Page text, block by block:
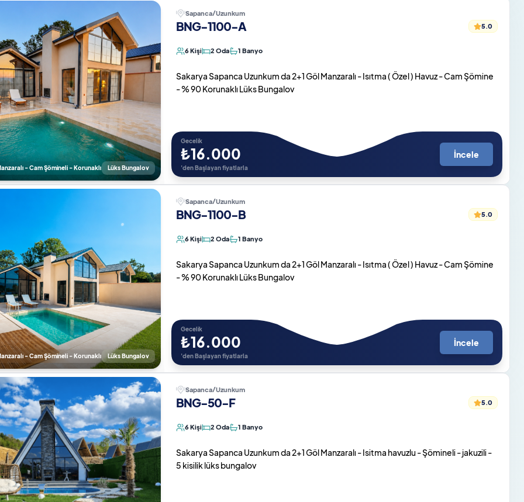
- Cam Şömineli - Korunaklı Lüks Bungalov
Sapanca/Uzunkum
BNG-1100-A 5.0
6 Kişi 2 Oda 1 Banyo
Sakarya Sapanca Uzunkum da 2+1 Göl Manzaralı - Isıtma ( Özel ) Havuz - Cam Şömine
- % 90 Korunaklı Lüks Bungalov
Gecelik
₺16.000
'den Başlayan fiyatlarla
İncele
- Cam Şömineli - Korunaklı Lüks Bungalov
Sapanca/Uzunkum
BNG-1100-B 5.0
6 Kişi 2 Oda 1 Banyo
Sakarya Sapanca Uzunkum da 2+1 Göl Manzaralı - Isıtma ( Özel ) Havuz - Cam Şömine
- % 90 Korunaklı Lüks Bungalov
Gecelik
₺16.000
'den Başlayan fiyatlarla
İncele
Sapanca/Uzunkum
BNG-50-F 5.0
6 Kişi 2 Oda 1 Banyo
Sakarya Sapanca Uzunkum da 2+1 Göl Manzaralı - Isitma havuzlu - Şömineli - jakuzili -
5 kisilik lüks bungalov